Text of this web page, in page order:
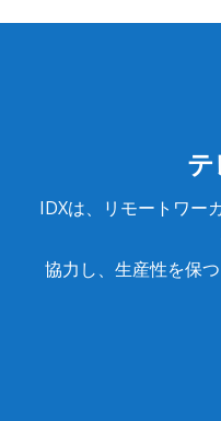
テ
IDXは、リモートワー
協力し、生産性を保